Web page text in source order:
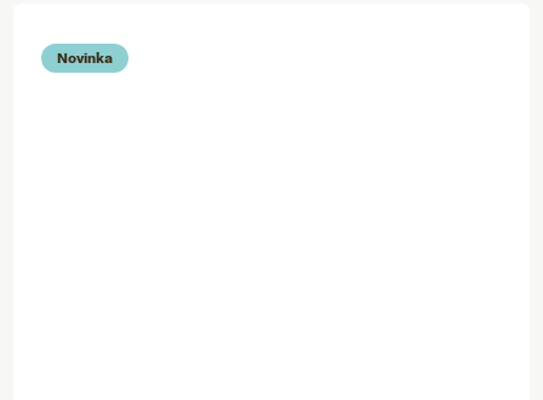
Novinka